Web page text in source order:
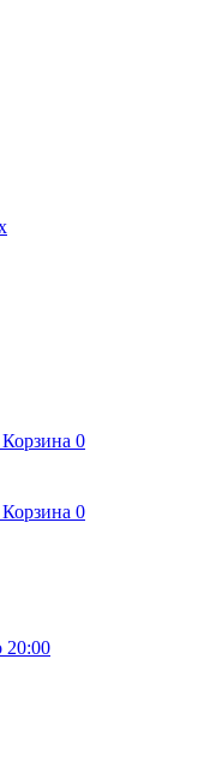
Корзина 0
Корзина 0
20:00